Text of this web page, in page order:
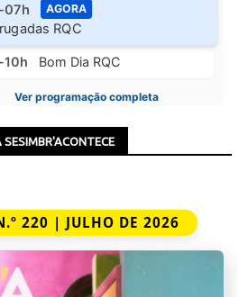
07h AGORA
RQC
10h Bom Dia RQC
Ver programação completa
SESIMBR'ACONTECE
220 | JULHO DE 2026